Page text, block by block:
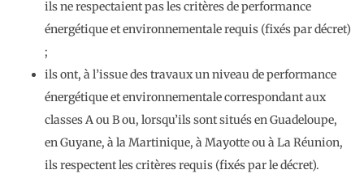
ils ne respectaient pas les critères de performance
énergétique et environnementale requis (fixés par décret)
;
ils ont, à l’issue des travaux un niveau de performance
énergétique et environnementale correspondant aux
classes A ou B ou, lorsqu’ils sont situés en Guadeloupe,
en Guyane, à la Martinique, à Mayotte ou à La Réunion,
ils respectent les critères requis (fixés par le décret).